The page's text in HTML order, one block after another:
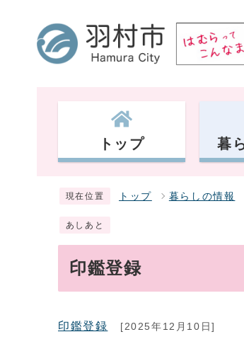
トップ 暮
現在位置 トップ 暮らしの情報
あしあと
印鑑登録
印鑑登録 [2025年12月10日]